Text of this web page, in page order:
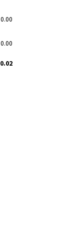
0.00
0.00
0.02